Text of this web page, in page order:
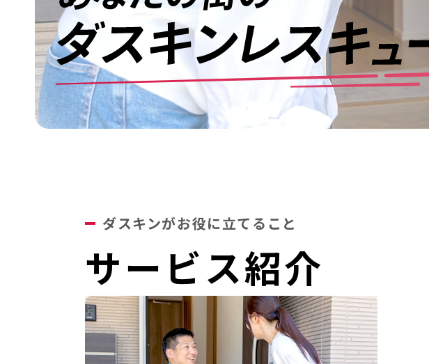
ダスキンがお役に立てること
サービス紹介